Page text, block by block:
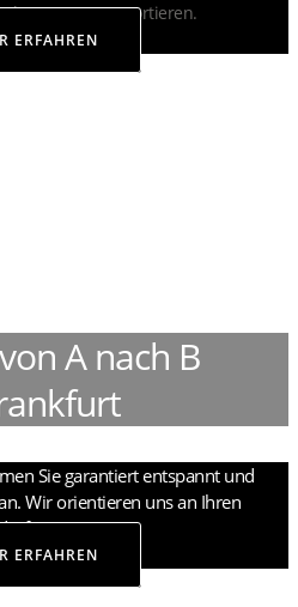
zu transportieren.
ERFAHREN
A nach B
Sie garantiert entspannt und
Wir orientieren uns an Ihren
ERFAHREN